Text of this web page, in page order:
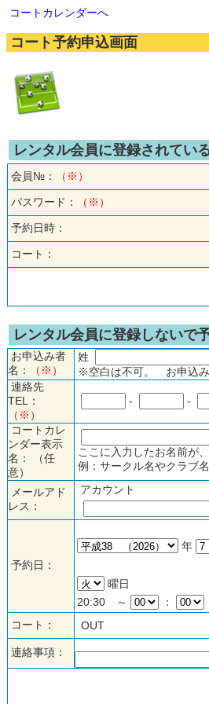
コートカレンダーへ
コート予約申込画面
レンタル会員に登録されてい
会員№：
（※）
パスワード： （※）
予約日時：
コート：
レンタル会員に登録しないで
お申込み者
名：
（※）
姓
※空白は不可。 お申込み
連絡先
TEL：
（※）
- -
コートカレ
ンダー表示
名： （任
意）
ここに入力したお名前が
例：サークル名やクラブ
メールアド
レス：
アカウント
予約日：
年
曜日
20:30 ～
：
コート：
OUT
連絡事項：